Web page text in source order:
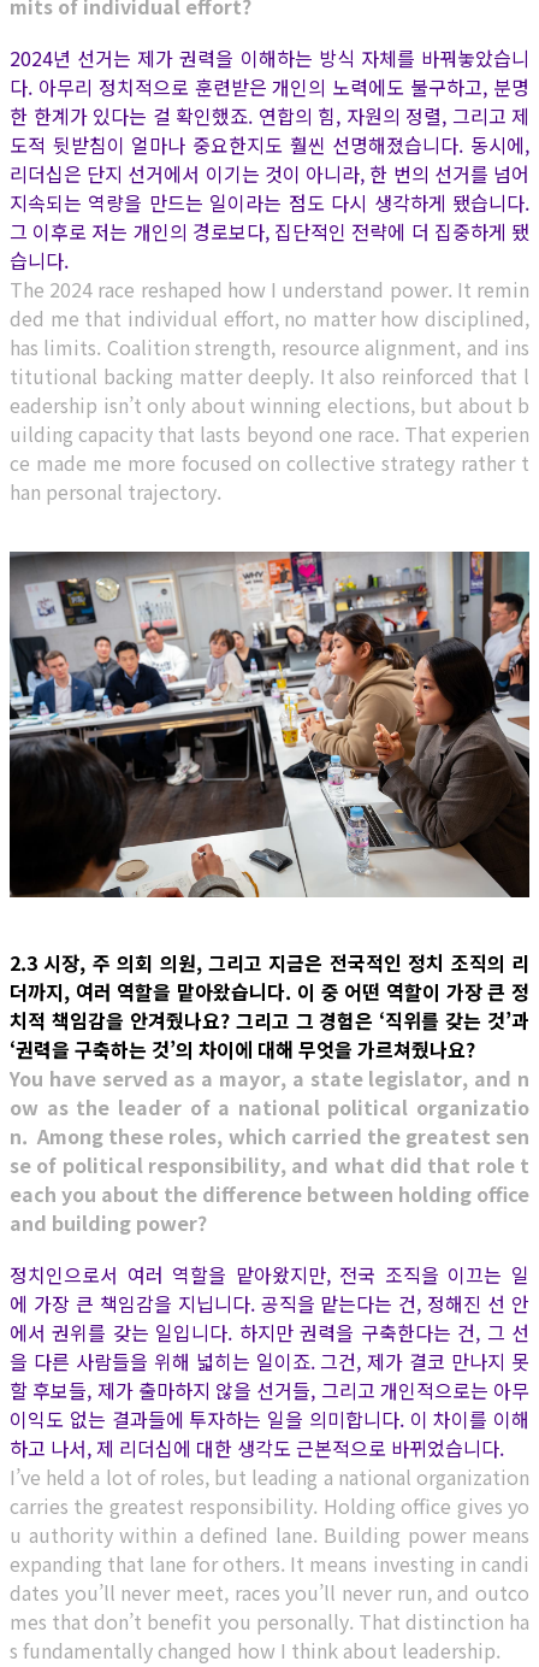
mits of individual effort?
2024년 선거는 제가 권력을 이해하는 방식 자체를 바꿔놓았습니
다. 아무리 정치적으로 훈련받은 개인의 노력에도 불구하고, 분명
한 한계가 있다는 걸 확인했죠. 연합의 힘, 자원의 정렬, 그리고 제
도적 뒷받침이 얼마나 중요한지도 훨씬 선명해졌습니다. 동시에,
리더십은 단지 선거에서 이기는 것이 아니라, 한 번의 선거를 넘어
지속되는 역량을 만드는 일이라는 점도 다시 생각하게 됐습니다.
그 이후로 저는 개인의 경로보다, 집단적인 전략에 더 집중하게 됐
습니다.
The 2024 race reshaped how I understand power. It remin
ded me that individual effort, no matter how disciplined,
has limits. Coalition strength, resource alignment, and ins
titutional backing matter deeply. It also reinforced that l
eadership isn’t only about winning elections, but about b
uilding capacity that lasts beyond one race. That experien
ce made me more focused on collective strategy rather t
han personal trajectory.
2.3 시장, 주 의회 의원, 그리고 지금은 전국적인 정치 조직의 리
더까지, 여러 역할을 맡아왔습니다. 이 중 어떤 역할이 가장 큰 정
치적 책임감을 안겨줬나요? 그리고 그 경험은 ‘직위를 갖는 것’과
‘권력을 구축하는 것’의 차이에 대해 무엇을 가르쳐줬나요?
You have served as a mayor, a state legislator, and n
ow as the leader of a national political organizatio
n. Among these roles, which carried the greatest sen
se of political responsibility, and what did that role t
each you about the difference between holding office
and building power?
정치인으로서 여러 역할을 맡아왔지만, 전국 조직을 이끄는 일
에 가장 큰 책임감을 지닙니다. 공직을 맡는다는 건, 정해진 선 안
에서 권위를 갖는 일입니다. 하지만 권력을 구축한다는 건, 그 선
을 다른 사람들을 위해 넓히는 일이죠. 그건, 제가 결코 만나지 못
할 후보들, 제가 출마하지 않을 선거들, 그리고 개인적으로는 아무
이익도 없는 결과들에 투자하는 일을 의미합니다. 이 차이를 이해
하고 나서, 제 리더십에 대한 생각도 근본적으로 바뀌었습니다.
I’ve held a lot of roles, but leading a national organization
carries the greatest responsibility. Holding office gives yo
u authority within a defined lane. Building power means
expanding that lane for others. It means investing in candi
dates you’ll never meet, races you’ll never run, and outco
mes that don’t benefit you personally. That distinction ha
s fundamentally changed how I think about leadership.